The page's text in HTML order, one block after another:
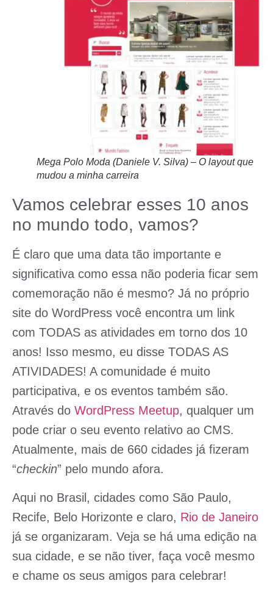
Mega Polo Moda (Daniele V. Silva) – O layout que
mudou a minha carreira
Vamos celebrar esses 10 anos
no mundo todo, vamos?
É claro que uma data tão importante e
significativa como essa não poderia ficar sem
comemoração não é mesmo? Já no próprio
site do WordPress você encontra um link
com TODAS as atividades em torno dos 10
anos! Isso mesmo, eu disse TODAS AS
ATIVIDADES! A comunidade é muito
participativa, e os eventos também são.
Através do WordPress Meetup, qualquer um
pode criar o seu evento relativo ao CMS.
Atualmente, mais de 660 cidades já fizeram
“checkin” pelo mundo afora.
Aqui no Brasil, cidades como São Paulo,
Recife, Belo Horizonte e claro, Rio de Janeiro
já se organizaram. Veja se há uma edição na
sua cidade, e se não tiver, faça você mesmo
e chame os seus amigos para celebrar!